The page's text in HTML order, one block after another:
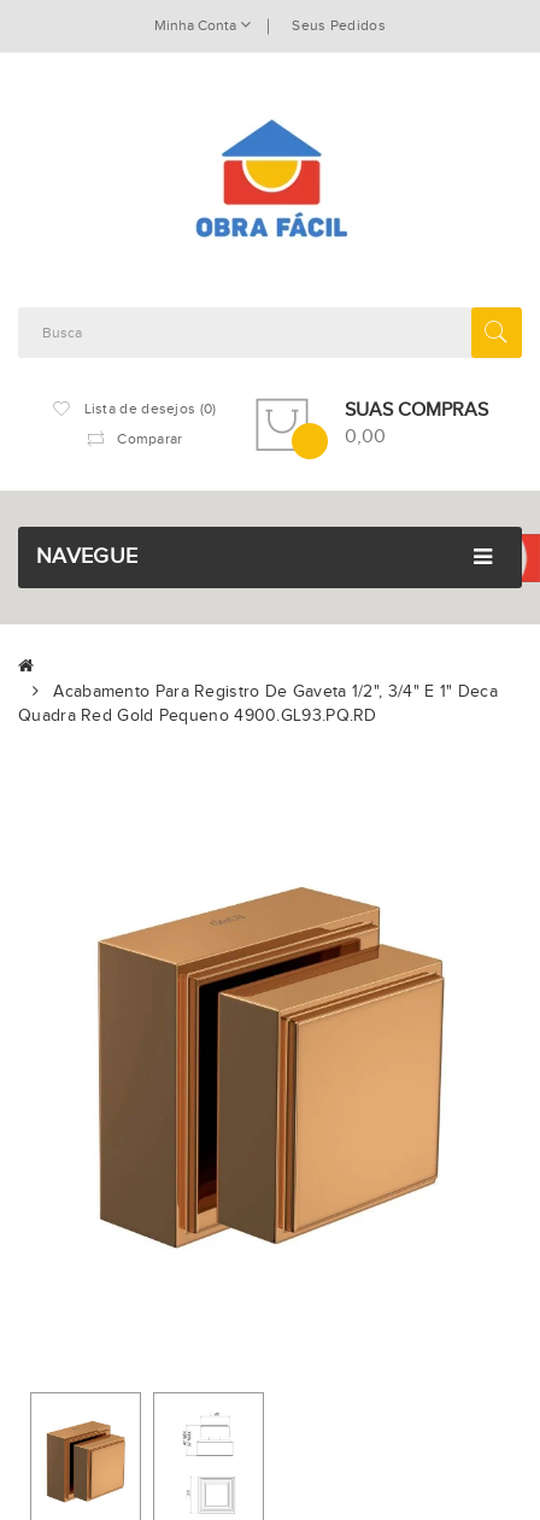
Minha Conta Seus Pedidos
Lista de desejos (0)
Comparar
SUAS COMPRAS
0,00
NAVEGUE
Acabamento Para Registro De Gaveta 1/2", 3/4" E 1" Deca
Quadra Red Gold Pequeno 4900.GL93.PQ.RD